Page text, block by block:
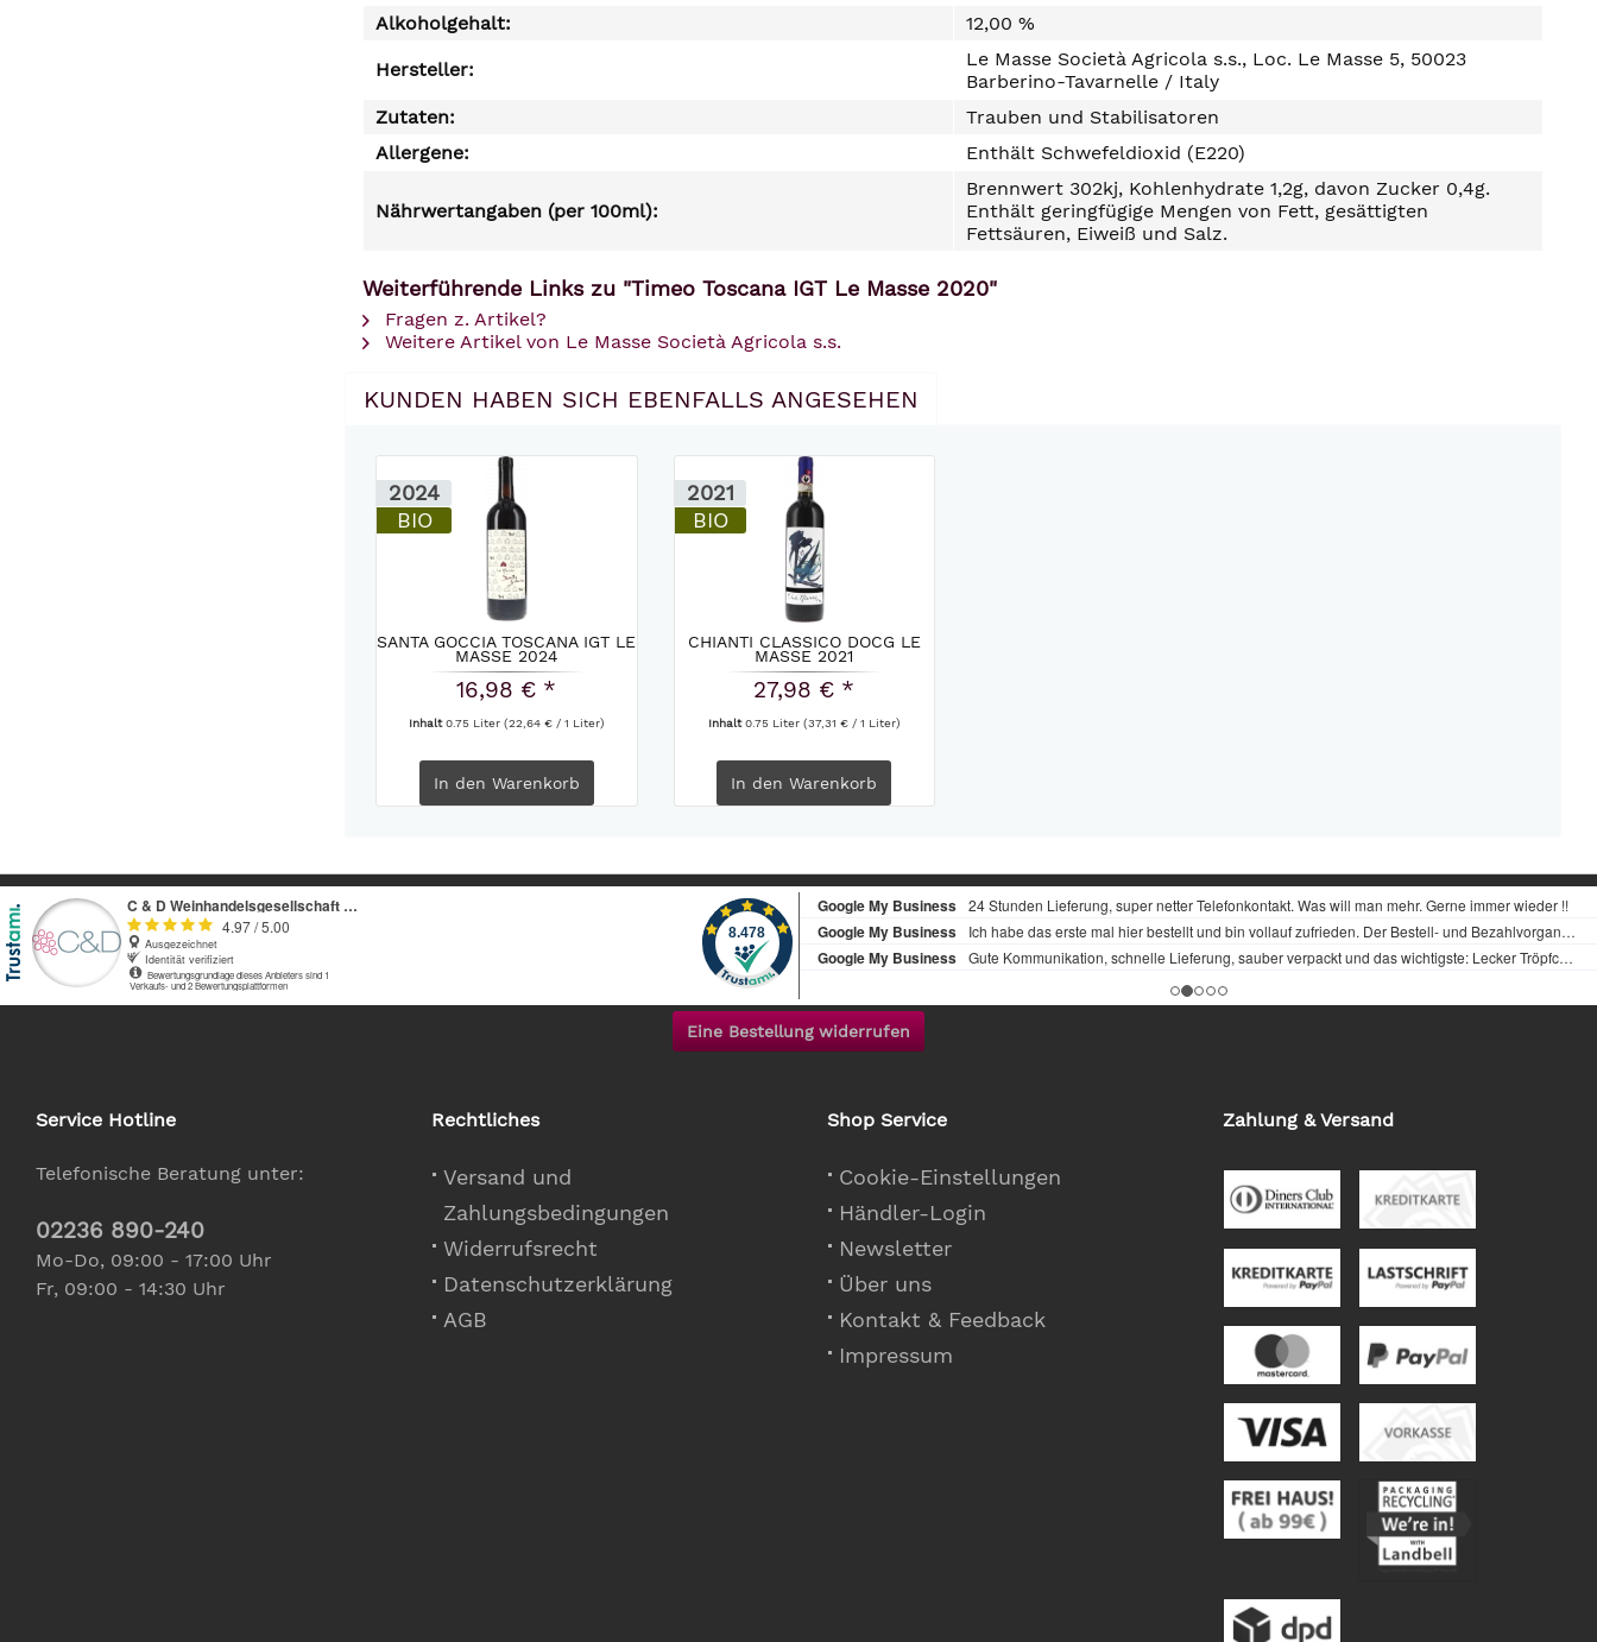
Alkoholgehalt:
12,00 %
Hersteller:
Le Masse Società Agricola s.s., Loc. Le Masse 5, 50023
Barberino-Tavarnelle / Italy
Zutaten:
Trauben und Stabilisatoren
Allergene:
Enthält Schwefeldioxid (E220)
Nährwertangaben (per 100ml):
Brennwert 302kj, Kohlenhydrate 1,2g, davon Zucker 0,4g.
Enthält geringfügige Mengen von Fett, gesättigten
Fettsäuren, Eiweiß und Salz.
Weiterführende Links zu "Timeo Toscana IGT Le Masse 2020"
Fragen z. Artikel?
Weitere Artikel von Le Masse Società Agricola s.s.
KUNDEN HABEN SICH EBENFALLS ANGESEHEN
2024
BIO
SANTA GOCCIA TOSCANA IGT LE
MASSE 2024
16,98 € *
Inhalt0.75 Liter (22,64 € / 1 Liter)
In den Warenkorb
2021
BIO
CHIANTI CLASSICO DOCG LE
MASSE 2021
27,98 € *
Inhalt0.75 Liter (37,31 € / 1 Liter)
In den Warenkorb
Eine Bestellung widerrufen
Service Hotline
Telefonische Beratung unter:
02236 890-240
Mo-Do, 09:00 - 17:00 Uhr
Fr, 09:00 - 14:30 Uhr
Rechtliches
Versand und
Zahlungsbedingungen
Widerrufsrecht
Datenschutzerklärung
AGB
Shop Service
Cookie-Einstellungen
Händler-Login
Newsletter
Über uns
Kontakt & Feedback
Impressum
Zahlung & Versand